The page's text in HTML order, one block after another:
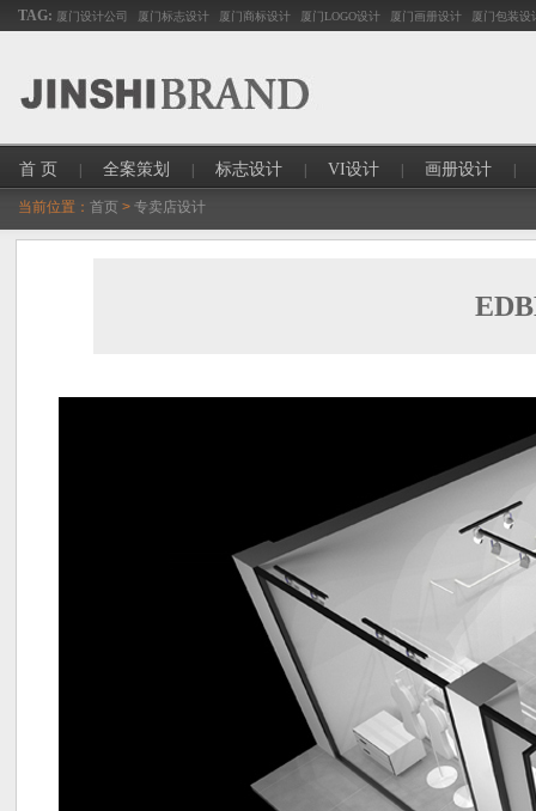
TAG: 厦门设计公司 厦门标志设计 厦门商标设计 厦门LOGO设计 厦门画册设计 厦门包装设
首 页 全案策划 标志设计 VI设计 画册设计
当前位置： 首页 > 专卖店设计